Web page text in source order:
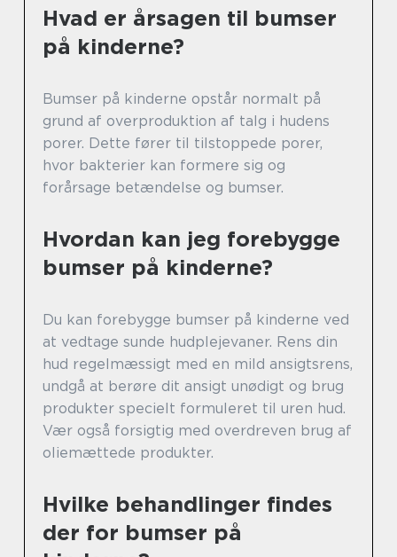
Hvad er årsagen til bumser
på kinderne?
Bumser på kinderne opstår normalt på
grund af overproduktion af talg i hudens
porer. Dette fører til tilstoppede porer,
hvor bakterier kan formere sig og
forårsage betændelse og bumser.
Hvordan kan jeg forebygge
bumser på kinderne?
Du kan forebygge bumser på kinderne ved
at vedtage sunde hudplejevaner. Rens din
hud regelmæssigt med en mild ansigtsrens,
undgå at berøre dit ansigt unødigt og brug
produkter specielt formuleret til uren hud.
Vær også forsigtig med overdreven brug af
oliemættede produkter.
Hvilke behandlinger findes
der for bumser på